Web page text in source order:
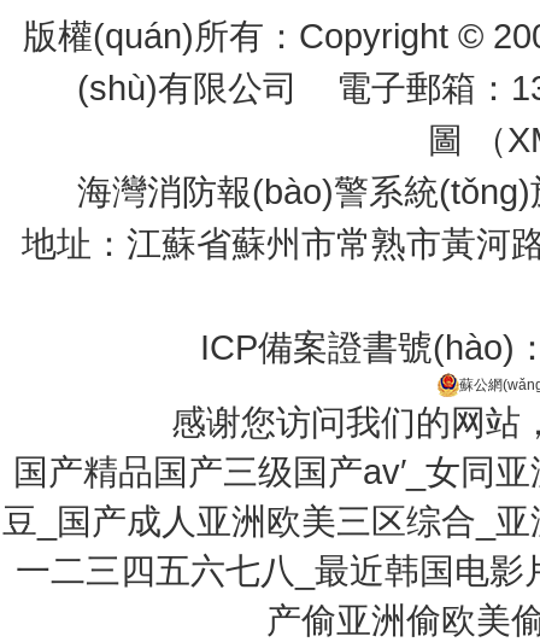
版權(quán)所有：Copyright ©
(shù)有限公司
電子郵箱：
圖 （
海灣消防報(bào)警系統
地址：江蘇省蘇州市常熟市黃河路
ICP備案證書號(hào)
蘇公網
感谢您访问我们的网站
国产精品国产三级国产av′_女同
豆_国产成人亚洲欧美三区综合_
一二三四五六七八_最近韩国电影
产偷亚洲偷欧美